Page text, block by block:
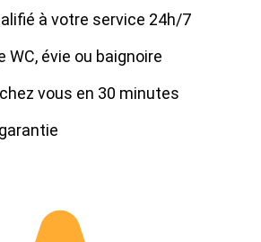
à votre service 24h/7
WC, évie ou baignoire
vous en 30 minutes